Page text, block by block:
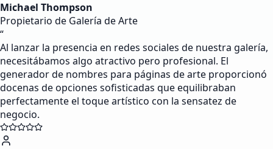
Michael Thompson
Propietario de Galería de Arte
“
Al lanzar la presencia en redes sociales de nuestra galería,
necesitábamos algo atractivo pero profesional. El
generador de nombres para páginas de arte proporcionó
docenas de opciones sofisticadas que equilibraban
perfectamente el toque artístico con la sensatez de
negocio.